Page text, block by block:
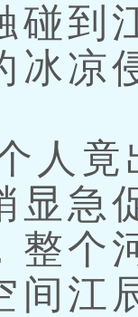
碰到
冰凉
竟
显急
整个
间江